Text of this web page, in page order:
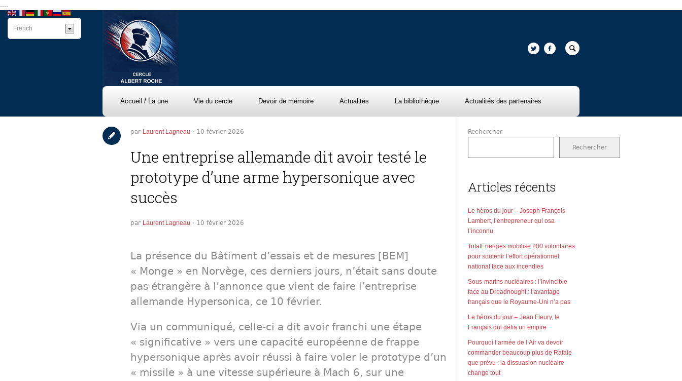
....
Accueil / La une Vie du cercle Devoir de mémoire Actualités La bibliothèque Actualités des partenaires
par Laurent Lagneau · 10 février 2026
Une entreprise allemande dit avoir testé le
prototype d’une arme hypersonique avec
succès
par Laurent Lagneau · 10 février 2026
La présence du Bâtiment d’essais et de mesures [BEM]
« Monge » en Norvège, ces derniers jours, n’était sans doute
pas étrangère à l’annonce que vient de faire l’entreprise
allemande Hypersonica, ce 10 février.
Via un communiqué, celle-ci a dit avoir franchi une étape
« significative » vers une capacité européenne de frappe
hypersonique après avoir réussi à faire voler le prototype d’un
« missile » à une vitesse supérieure à Mach 6, sur une
Rechercher
Rechercher
Articles récents
Le héros du jour – Joseph François
Lambert, l’entrepreneur qui osa
l’inconnu
TotalEnergies mobilise 200 volontaires
pour soutenir l’effort opérationnel
national face aux incendies
Sous-marins nucléaires : l’Invincible
face au Dreadnought : l’avantage
français que le Royaume-Uni n’a pas
Le héros du jour – Jean Fleury, le
Français qui défia un empire
Pourquoi l’armée de l’Air va devoir
commander beaucoup plus de Rafale
que prévu : la dissuasion nucléaire
change tout